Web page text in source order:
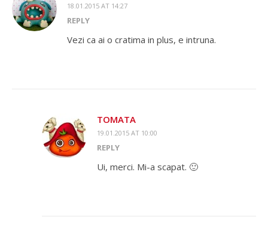
18.01.2015 AT 14:27
REPLY
Vezi ca ai o cratima in plus, e intruna.
TOMATA
19.01.2015 AT 10:00
REPLY
Ui, merci. Mi-a scapat. 🙂